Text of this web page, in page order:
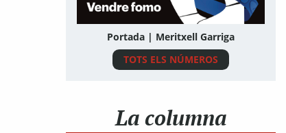
Portada | Meritxell Garriga
TOTS ELS NÚMEROS
La columna